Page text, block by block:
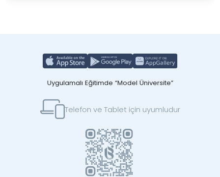
Uygulamalı Eğitimde “Model Üniversite”
Telefon ve Tablet için uyumludur